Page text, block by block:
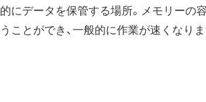
的にデータを保管する場所。メモリーの
うことができ、一般的に作業が速くなりま